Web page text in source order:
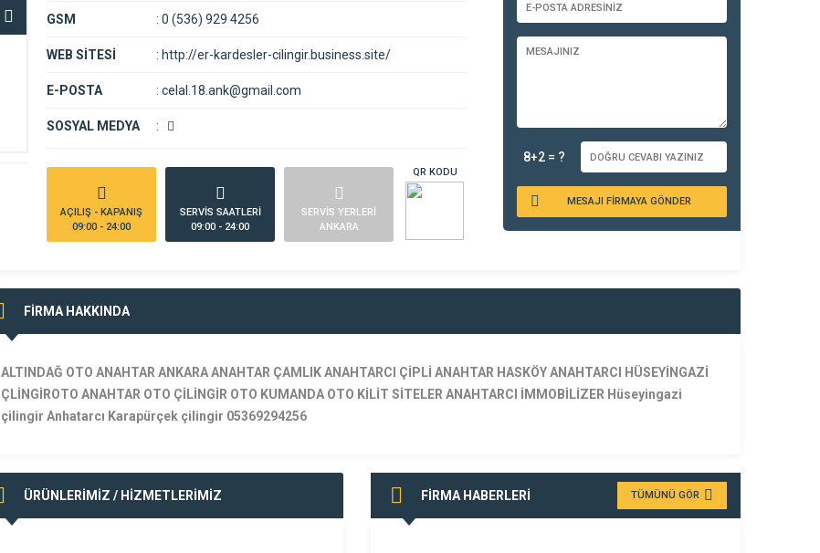
GSM : 0 (536) 929 4256
WEB SİTESİ : http://er-kardesler-cilingir.business.site/
E-POSTA : celal.18.ank@gmail.com
SOSYAL MEDYA :
AÇILIŞ - KAPANIŞ
09:00 - 24:00
SERVİS SAATLERİ
09:00 - 24:00
SERVİS YERLERİ
ANKARA
QR KODU
8+2 = ?
MESAJI FİRMAYA GÖNDER
FİRMA HAKKINDA
ALTINDAĞ OTO ANAHTAR ANKARA ANAHTAR ÇAMLIK ANAHTARCI ÇİPLİ ANAHTAR HASKÖY ANAHTARCI HÜSEYİNGAZİ
ÇLİNGİROTO ANAHTAR OTO ÇİLİNGİR OTO KUMANDA OTO KİLİT SİTELER ANAHTARCI İMMOBİLİZER Hüseyingazi
çilingir Anhatarcı Karapürçek çilingir 05369294256
ÜRÜNLERİMİZ / HİZMETLERİMİZ FİRMA HABERLERİ TÜMÜNÜ GÖR